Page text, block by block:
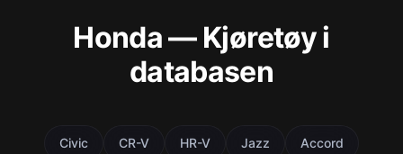
Honda — Kjøretøy i
databasen
Civic CR-V HR-V Jazz Accord